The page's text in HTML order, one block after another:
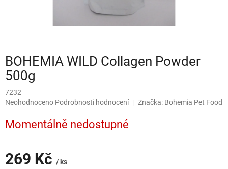
BOHEMIA WILD Collagen Powder
500g
7232
Průměrné
produktu
je
5
Neohodnoceno Podrobnosti hodnocení Značka: Bohemia Pet Food
Momentálně nedostupné
269 Kč / ks